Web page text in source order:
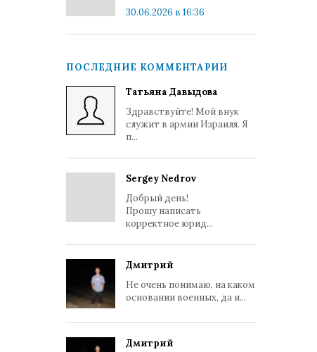
30.06.2026 в 16:36
ПОСЛЕДНИЕ КОММЕНТАРИИ
Татьяна Давыдова
Здравствуйте! Мой внук
служит в армии Израиля. Я
п...
Sergey Nedrov
Добрый день!
Прошу написать
корректное юрид...
Дмитрий
Не очень понимаю, на каком
основании военных, да и...
Дмитрий